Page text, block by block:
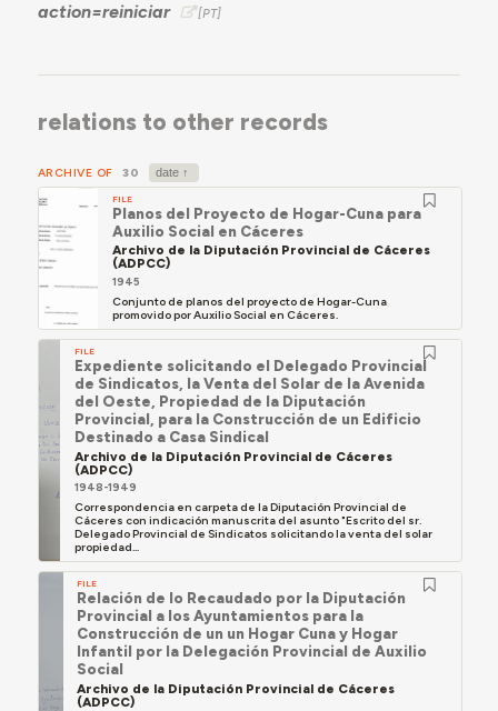
action=reiniciar
relations to other records
ARCHIVE OF 30
FILE
Planos del Proyecto de Hogar-Cuna para
Auxilio Social en Cáceres
Archivo de la Diputación Provincial de Cáceres
(ADPCC)
1945
Conjunto de planos del proyecto de Hogar-Cuna
promovido por Auxilio Social en Cáceres.
FILE
Expediente solicitando el Delegado Provincial
de Sindicatos, la Venta del Solar de la Avenida
del Oeste, Propiedad de la Diputación
Provincial, para la Construcción de un Edificio
Destinado a Casa Sindical
Archivo de la Diputación Provincial de Cáceres
(ADPCC)
1948-1949
Correspondencia en carpeta de la Diputación Provincial de
Cáceres con indicación manuscrita del asunto "Escrito del sr.
Delegado Provincial de Sindicatos solicitando la venta del solar
propiedad...
FILE
Relación de lo Recaudado por la Diputación
Provincial a los Ayuntamientos para la
Construcción de un un Hogar Cuna y Hogar
Infantil por la Delegación Provincial de Auxilio
Social
Archivo de la Diputación Provincial de Cáceres
(ADPCC)